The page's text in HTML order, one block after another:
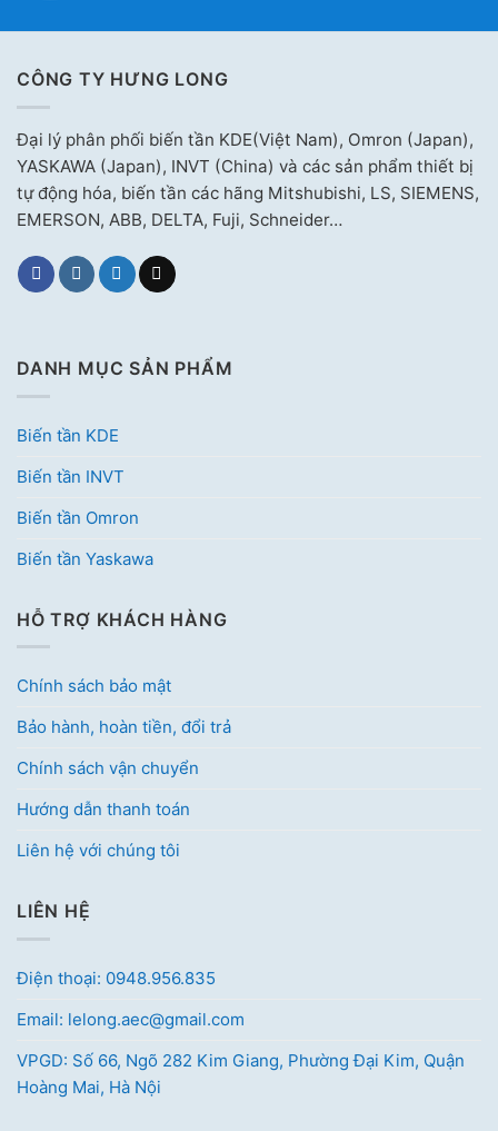
CÔNG TY HƯNG LONG
Đại lý phân phối biến tần KDE(Việt Nam), Omron (Japan),
YASKAWA (Japan), INVT (China) và các sản phẩm thiết bị
tự động hóa, biến tần các hãng Mitshubishi, LS, SIEMENS,
EMERSON, ABB, DELTA, Fuji, Schneider…
DANH MỤC SẢN PHẨM
Biến tần KDE
Biến tần INVT
Biến tần Omron
Biến tần Yaskawa
HỖ TRỢ KHÁCH HÀNG
Chính sách bảo mật
Bảo hành, hoàn tiền, đổi trả
Chính sách vận chuyển
Hướng dẫn thanh toán
Liên hệ với chúng tôi
LIÊN HỆ
Điện thoại: 0948.956.835
Email: lelong.aec@gmail.com
VPGD: Số 66, Ngõ 282 Kim Giang, Phường Đại Kim, Quận
Hoàng Mai, Hà Nội